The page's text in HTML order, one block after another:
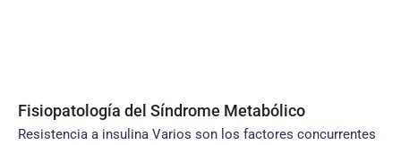
Fisiopatología del Síndrome Metabólico
Resistencia a insulina Varios son los factores concurrentes